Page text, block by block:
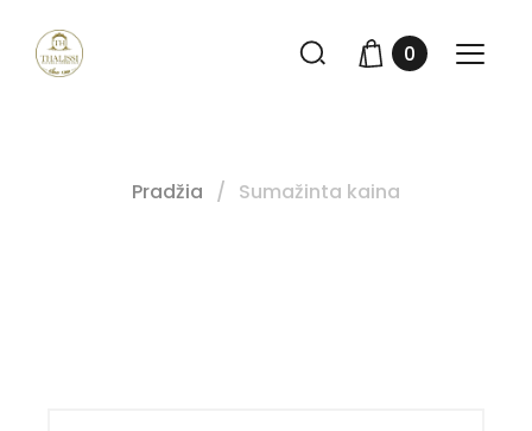
0
Pradžia Sumažinta kaina